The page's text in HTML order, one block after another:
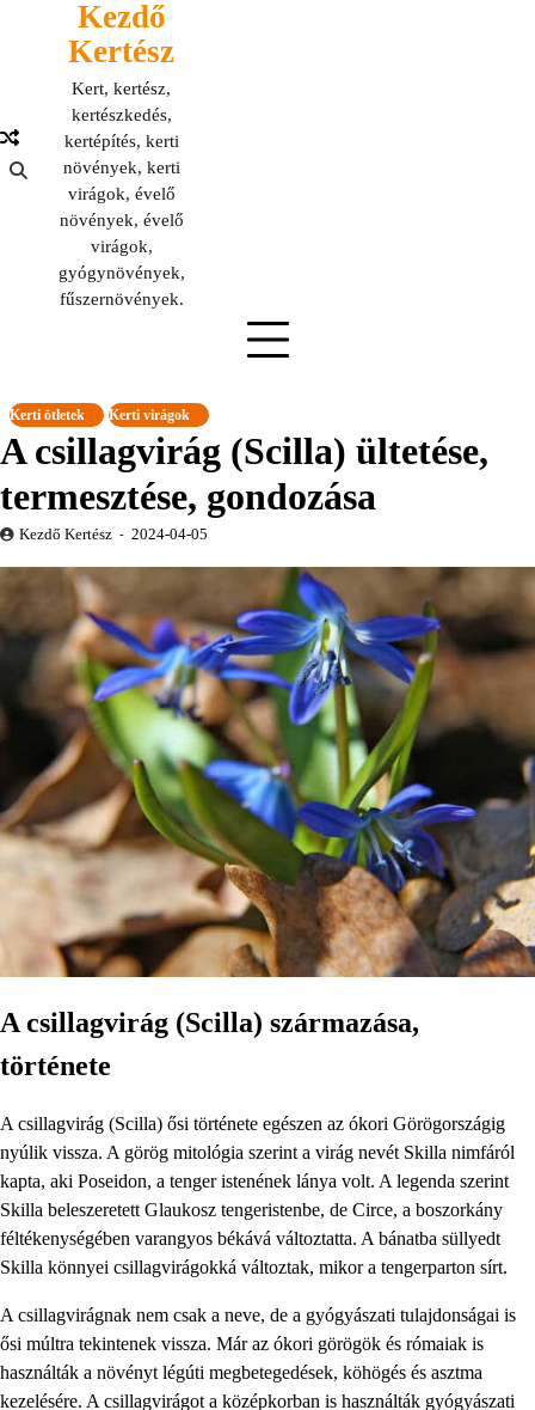
Kezdő
Kertész
Kert, kertész,
kertészkedés,
kertépítés, kerti
növények, kerti
virágok, évelő
növények, évelő
virágok,
gyógynövények,
fűszernövények.
Kerti ötletek Kerti virágok
A csillagvirág (Scilla) ültetése,
termesztése, gondozása
Kezdő Kertész 2024-04-05
A csillagvirág (Scilla) származása,
története
A csillagvirág (Scilla) ősi története egészen az ókori Görögországig
nyúlik vissza. A görög mitológia szerint a virág nevét Skilla nimfáról
kapta, aki Poseidon, a tenger istenének lánya volt. A legenda szerint
Skilla beleszeretett Glaukosz tengeristenbe, de Circe, a boszorkány
féltékenységében varangyos békává változtatta. A bánatba süllyedt
Skilla könnyei csillagvirágokká változtak, mikor a tengerparton sírt.
A csillagvirágnak nem csak a neve, de a gyógyászati ​​tulajdonságai is
ősi múltra tekintenek vissza. Már az ókori görögök és rómaiak is
használták a növényt légúti megbetegedések, köhögés és asztma
kezelésére. A csillagvirágot a középkorban is használták gyógyászati ​​